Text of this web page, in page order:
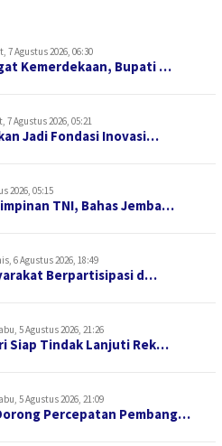
7 Agustus 2026, 06:30
Kemerdekaan, Bupati …
7 Agustus 2026, 05:21
Jadi Fondasi Inovasi…
2026, 05:15
TNI, Bahas Jemba…
6 Agustus 2026, 18:49
Berpartisipasi d…
5 Agustus 2026, 21:26
Siap Tindak Lanjuti Rek…
5 Agustus 2026, 21:09
Percepatan Pembang…